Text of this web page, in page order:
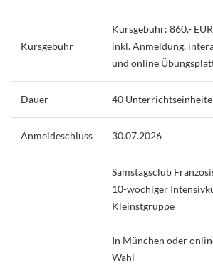
Kursgebühr
Kursgebühr: 860,- EUR
inkl. Anmeldung,
und online
Dauer 40
Anmeldeschluss 30.07.2026
Samstagsclub
10-wöchiger
Kleinstgruppe
In München oder
Wahl